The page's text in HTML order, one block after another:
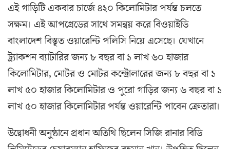
এই গাড়িটি একবার চার্জে ৪২০ কিলোমিটার পর্যন্ত চলতে
সক্ষম। এই আপগ্রেডের সাথে সমন্বয় করে বিওয়াইডি
বাংলাদেশ বিস্তৃত ওয়ারেন্টি পলিসি নিয়ে এসেছে। যেখানে
ট্র্যাকশন ব্যাটারির জন্য ৮ বছর বা ১ লাখ ৬০ হাজার
কিলোমিটার, মোটর ও মোটর কন্ট্রোলারের জন্য ৮ বছর বা ১
লাখ ৫০ হাজার কিলোমিটার ও পুরো গাড়ির জন্য ৬ বছর বা ১
লাখ ৫০ হাজার কিলোমিটার পর্যন্ত ওয়ারেন্টি পাবেন ক্রেতারা।
উদ্বোধনী অনুষ্ঠানে প্রধান অতিথি ছিলেন সিজি রানার বিডি